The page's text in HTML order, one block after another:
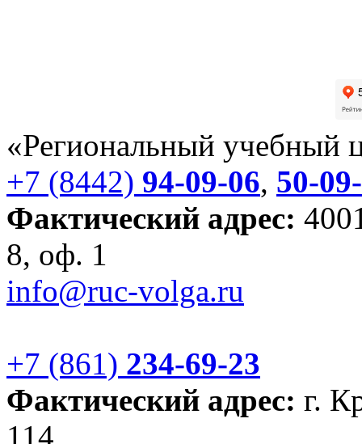
«Региональный учебный
+7 (8442) 94-09-06, 50-
Фактический адрес:
8, оф. 1
info@ruc-volga.ru
+7 (861) 234-69-23
Фактический адрес: г.
114